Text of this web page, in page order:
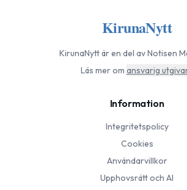
KirunaNytt
KirunaNyttär en del av Notisen
Läs mer om ansvarig
Information
Integritetspolicy
Cookies
Användarvillkor
Upphovsrätt och AI